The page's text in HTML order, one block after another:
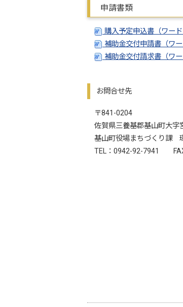
申請書類
購入予定申込書（ワー
補助金交付申請書（ワ
補助金交付請求書（ワ
お問合せ先
〒841-0204
佐賀県三養基郡基山町大字
基山町役場まちづくり課
TEL：0942-92-7941